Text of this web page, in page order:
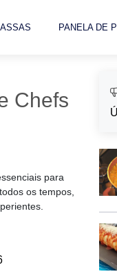
PANELA DE
Chefs
para
os tempos,